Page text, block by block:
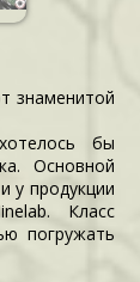
знаменитой
бы
Основной
у продукции
Класс
погружать